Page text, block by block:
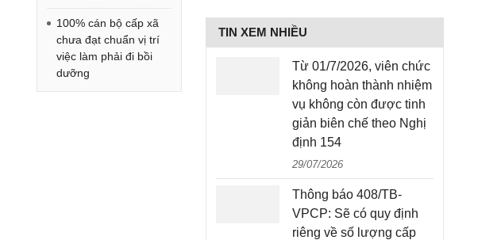
100% cán bộ cấp xã
chưa đạt chuẩn vị trí
việc làm phải đi bồi
dưỡng
TIN XEM NHIỀU
Từ 01/7/2026, viên chức
không hoàn thành nhiệm
vụ không còn được tinh
giản biên chế theo Nghị
định 154
29/07/2026
Thông báo 408/TB-
VPCP: Sẽ có quy định
riêng về số lượng cấp